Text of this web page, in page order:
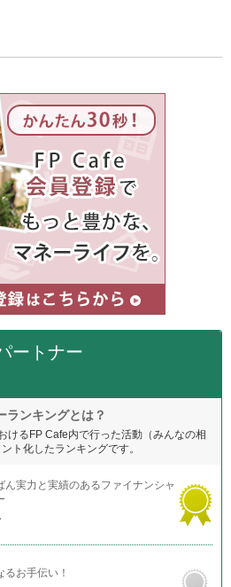
ートナー
ランキングとは？
けるFP Cafe内で行った活動（みんなの相
ト化したランキングです。
ん実力と実績のあるファイナンシャ
るお手伝い！